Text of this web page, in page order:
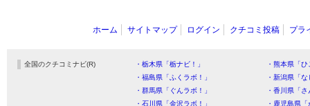
ホーム サイトマップ ログイン クチコミ投稿 プラ
全国のクチコミナビ(R) ・栃木県「栃ナビ！」
・熊本県「
・福島県「ふくラボ！」
・新潟県「
・群馬県「ぐんラボ！」
・香川県「
・石川県「金沢ラボ！」
・鹿児島県